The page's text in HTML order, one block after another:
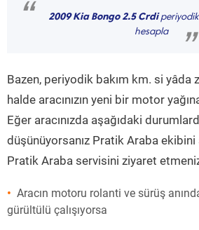
“ 2009 Kia Bongo 2.5 Crdiperiyodik
hesapla
”
Bazen, periyodik bakım km. si yâda
halde aracınızın yeni bir motor
Eğer aracınızda aşağıdaki
düşünüyorsanız Pratik Araba ekibini
Pratik Araba servisini ziyaret
Aracın motoru rolanti ve sürüş
gürültülü çalışıyorsa